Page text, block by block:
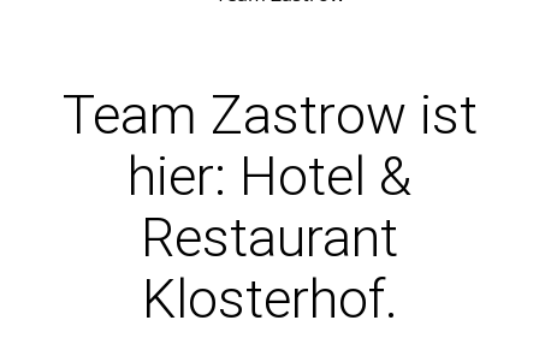
Team Zastrow ist
hier: Hotel &
Restaurant
Klosterhof.